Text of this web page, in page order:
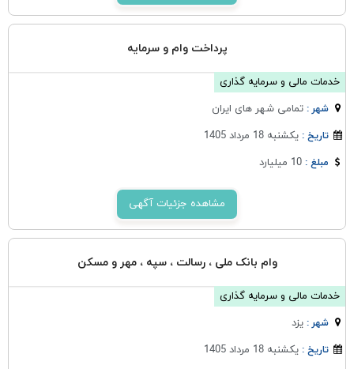
پرداخت وام و سرمایه
خدمات مالی و سرمایه گذاری
شهر :تمامی شهر های ایران
تاریخ :یکشنبه 18 مرداد 1405
مبلغ :10 میلیارد
مشاهده جزئیات آگهی
وام‌ بانک‌ ملی ، رسالت ، سپه ، مهر و مسکن
خدمات مالی و سرمایه گذاری
شهر :يزد
تاریخ :یکشنبه 18 مرداد 1405